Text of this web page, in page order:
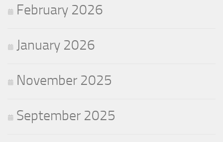
February 2026
January 2026
November 2025
September 2025